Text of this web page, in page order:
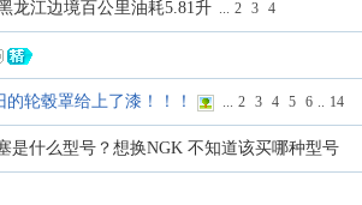
龙江边境百公里油耗5.81升 ... 2 3 4
轮毂罩给上了漆！！！ ... 2 3 4 5 6 .. 14
是什么型号？想换NGK 不知道该买哪种型号